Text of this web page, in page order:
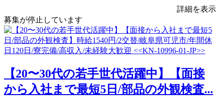
詳細を表示
募集が停止しています
【20〜30代の若手世代活躍中】【面接
から入社まで最短5日/部品の外観検査...